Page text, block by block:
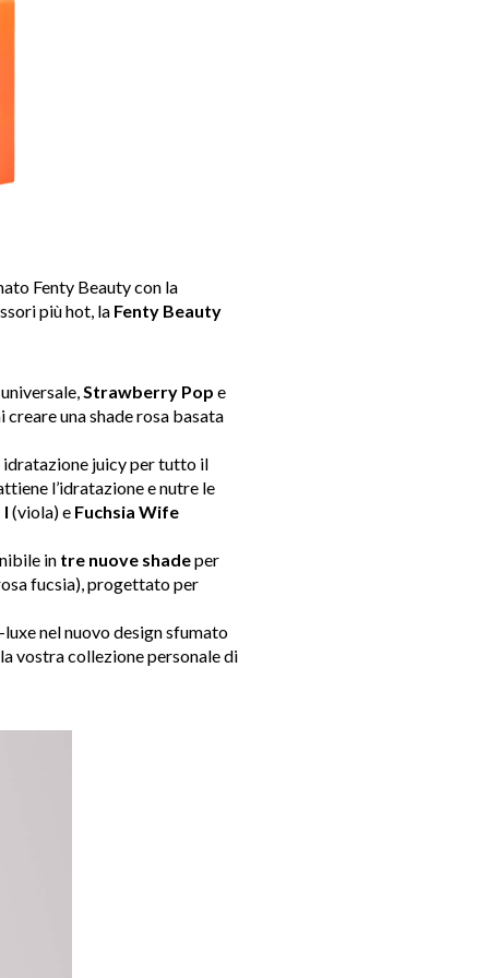
Fenty Beauty con la
più hot, la Fenty Beauty
Strawberry Pop e
una shade rosa basata
juicy per tutto il
l’idratazione e nutre le
(viola) e Fuchsia Wife
in tre nuove shadeper
fucsia), progettato per
luxe nel nuovo design sfumato
vostra collezione personale di